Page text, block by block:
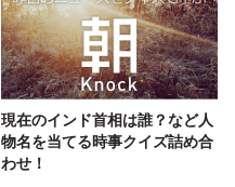
現在のインド首相は誰？など人
物名を当てる時事クイズ詰め合
わせ！